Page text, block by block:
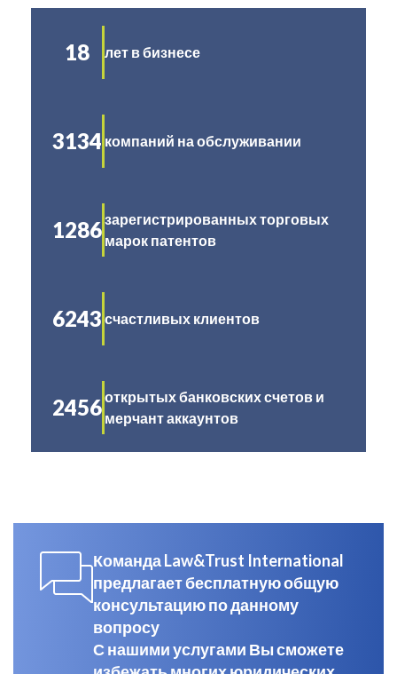
18 лет в бизнесе
3134 компаний на обслуживании
1286зарегистрированных торговых
марок патентов
6243 счастливых клиентов
2456открытых банковских счетов и
мерчант аккаунтов
Команда Law&Trust International
предлагает бесплатную общую
консультацию по данному
вопросу
С нашими услугами Вы сможете